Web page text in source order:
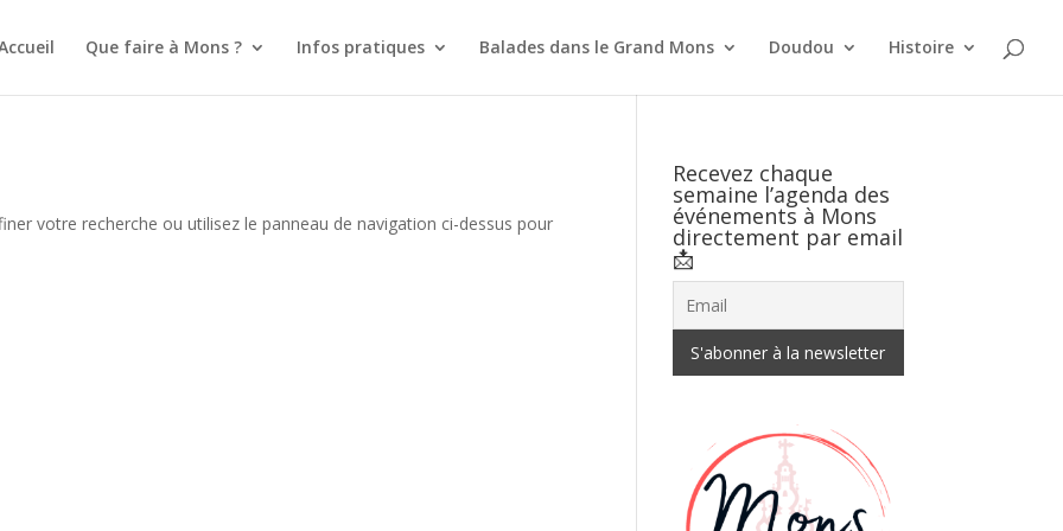
Que faire à Mons ? Infos pratiques Balades dans le Grand Mons Doudou Histoire
votre recherche ou utilisez le panneau de navigation ci-dessus pour
Recevez chaque
semaine l’agenda des
événements à Mons
directement par email
📩